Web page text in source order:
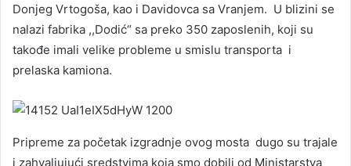
Donjeg Vrtogoša, kao i Davidovca sa Vranjem. U blizini se
nalazi fabrika ,,Dodić“ sa preko 350 zaposlenih, koji su
takođe imali velike probleme u smislu transporta i
prelaska kamiona.
Pripreme za početak izgradnje ovog mosta dugo su trajale
i zahvaljujući sredstvima koja smo dobili od Ministarstva